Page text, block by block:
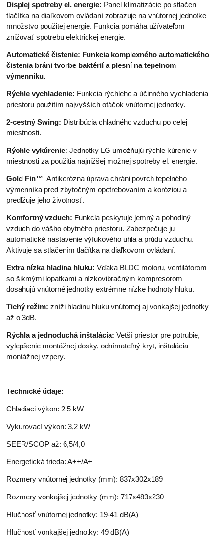
Displej spotreby el. energie: Panel klimatizácie po stlačení
tlačítka na diaľkovom ovládaní zobrazuje na vnútornej jednotke
množstvo použitej energie. Funkcia pomáha užívateľom
znižovať spotrebu elektrickej energie.
Automatické čistenie: Funkcia komplexného automatického
čistenia bráni tvorbe baktérií a plesní na tepelnom
výmenníku.
Rýchle vychladenie: Funkcia rýchleho a účinného vychladenia
priestoru použitím najvyšších otáčok vnútornej jednotky.
2-cestný Swing: Distribúcia chladného vzduchu po celej
miestnosti.
Rýchle vykúrenie: Jednotky LG umožňujú rýchle kúrenie v
miestnosti za použitia najnižšej možnej spotreby el. energie.
Gold Fin™: Antikorózna úprava chráni povrch tepelného
výmenníka pred zbytočným opotrebovaním a koróziou a
predlžuje jeho životnosť.
Komfortný vzduch: Funkcia poskytuje jemný a pohodlný
vzduch do vášho obytného priestoru. Zabezpečuje ju
automatické nastavenie výfukového uhla a prúdu vzduchu.
Aktivuje sa stlačením tlačítka na diaľkovom ovládaní.
Extra nízka hladina hluku: Vďaka BLDC motoru, ventilátorom
so šikmými lopatkami a nízkovibračným kompresorom
dosahujú vnútorné jednotky extrémne nízke hodnoty hluku.
Tichý režim: zníži hladinu hluku vnútornej aj vonkajšej jednotky
až o 3dB.
Rýchla a jednoduchá inštalácia: Vetší priestor pre potrubie,
vylepšenie montážnej dosky, odnímateľný kryt, inštalácia
montážnej vzpery.
Technické údaje:
Chladiaci výkon: 2,5 kW
Vykurovací výkon: 3,2 kW
SEER/SCOP až: 6,5/4,0
Energetická trieda: A++/A+
Rozmery vnútornej jednotky (mm): 837x302x189
Rozmery vonkajšej jednotky (mm): 717x483x230
Hlučnosť vnútornej jednotky: 19-41 dB(A)
Hlučnosť vonkajšej jednotky: 49 dB(A)